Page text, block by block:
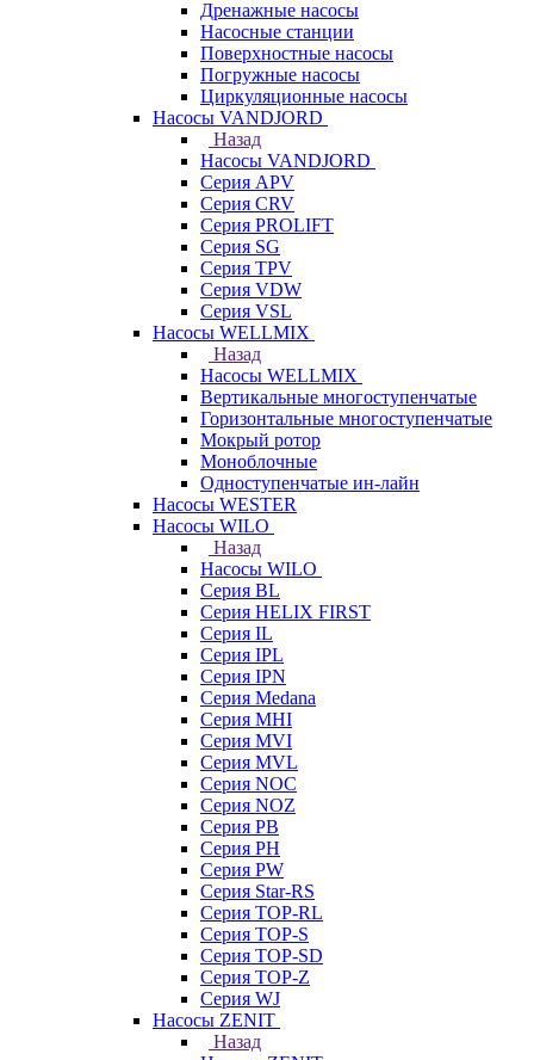
Дренажные насосы
Насосные станции
Поверхностные насосы
Погружные насосы
Циркуляционные насосы
Насосы VANDJORD
Назад
Насосы VANDJORD
Серия APV
Серия CRV
Серия PROLIFT
Серия SG
Серия TPV
Серия VDW
Серия VSL
Насосы WELLMIX
Назад
Насосы WELLMIX
Вертикальные многоступенчатые
Горизонтальные многоступенчатые
Мокрый ротор
Моноблочные
Одноступенчатые ин-лайн
Насосы WESTER
Насосы WILO
Назад
Насосы WILO
Серия BL
Серия HELIX FIRST
Серия IL
Серия IPL
Серия IPN
Серия Medana
Серия MHI
Серия MVI
Серия MVL
Серия NOC
Серия NOZ
Серия PB
Серия PH
Серия PW
Серия Star-RS
Серия TOP-RL
Серия TOP-S
Серия TOP-SD
Серия TOP-Z
Серия WJ
Насосы ZENIT
Назад